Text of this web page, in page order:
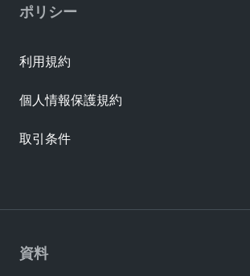
資料
ポリシー
利用規約
個人情報保護規約
取引条件